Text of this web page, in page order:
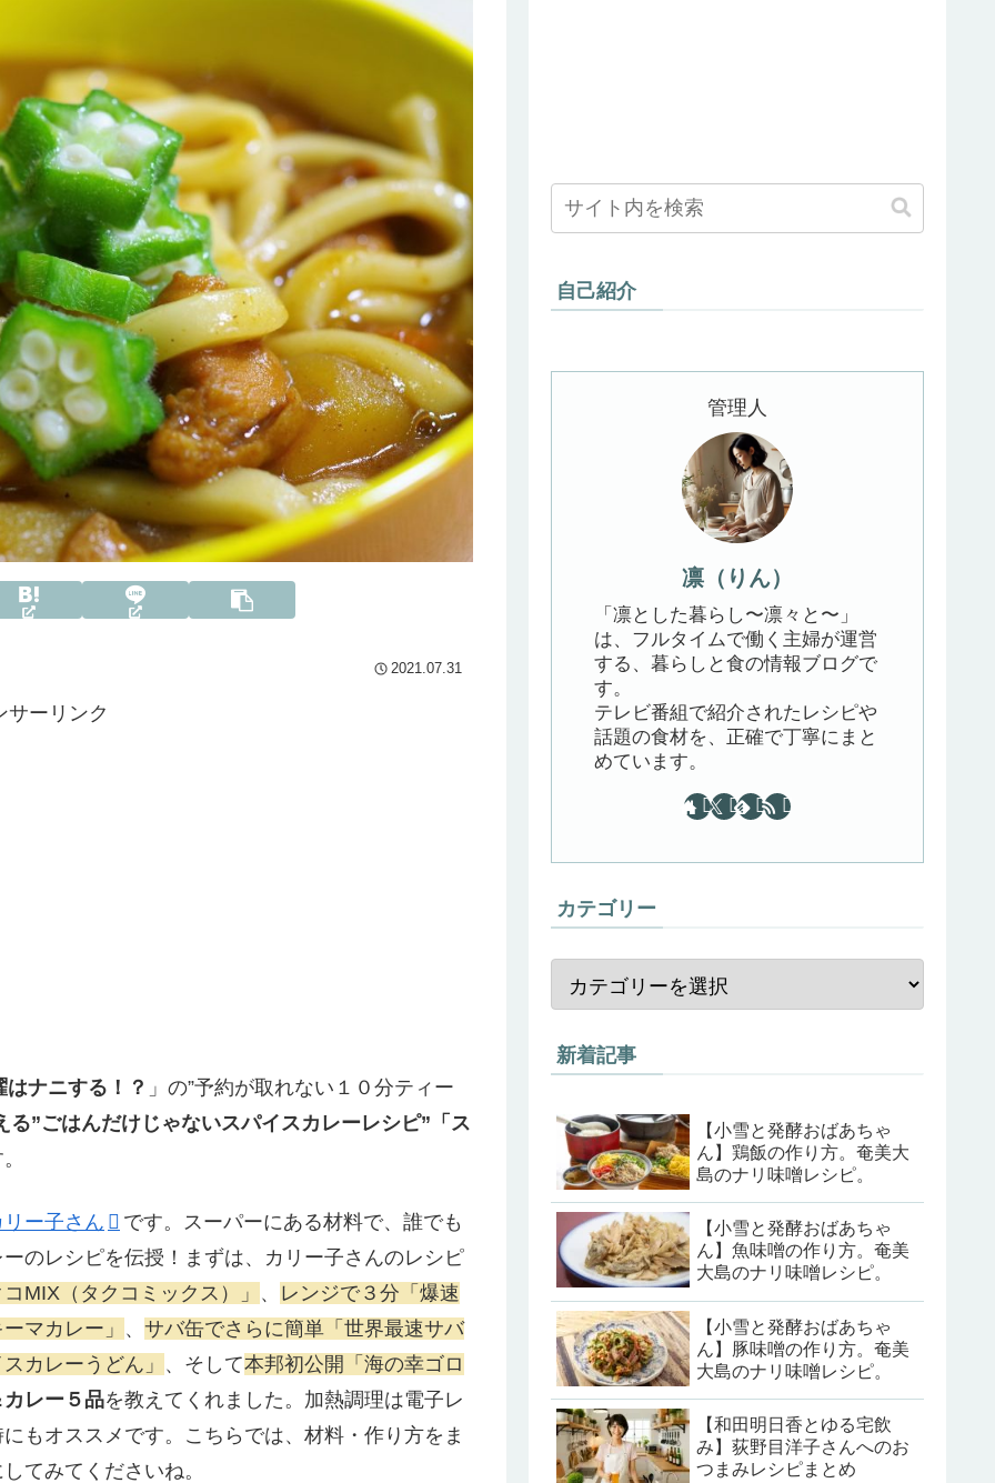
2021.07.31
サーリンク
はナニする！？ 」の”予約が取れない１０分ティー
る”ごはんだけじゃないスパイスカレーレシピ”「ス
ー子さん です。
スーパーにある材料で、誰でも
のレシピを伝授！まずは、カリー子さんのレシピ
MIX（タクコミックス）」 、 レンジで３分「爆速
マカレー」 、 サバ缶でさらに簡単「世界最速サバ
カレーうどん」 、そして本邦初公開「海の幸ゴロ
レー５品を教えてくれました。加熱調理は電子レ
もオススメです。こちらでは、 材料・作り方をま
てみてくださいね。
自己紹介
管理人
凛（りん）
「凛とした暮らし〜凛々と〜」
は、フルタイムで働く主婦が運営
する、暮らしと食の情報ブログで
す。
テレビ番組で紹介されたレシピや
話題の食材を、正確で丁寧にまと
めています。
カテゴリー
新着記事
【小雪と発酵おばあちゃ
ん】鶏飯の作り方。奄美大
島のナリ味噌レシピ。
【小雪と発酵おばあちゃ
ん】魚味噌の作り方。奄美
大島のナリ味噌レシピ。
【小雪と発酵おばあちゃ
ん】豚味噌の作り方。奄美
大島のナリ味噌レシピ。
【和田明日香とゆる宅飲
み】荻野目洋子さんへのお
つまみレシピまとめ